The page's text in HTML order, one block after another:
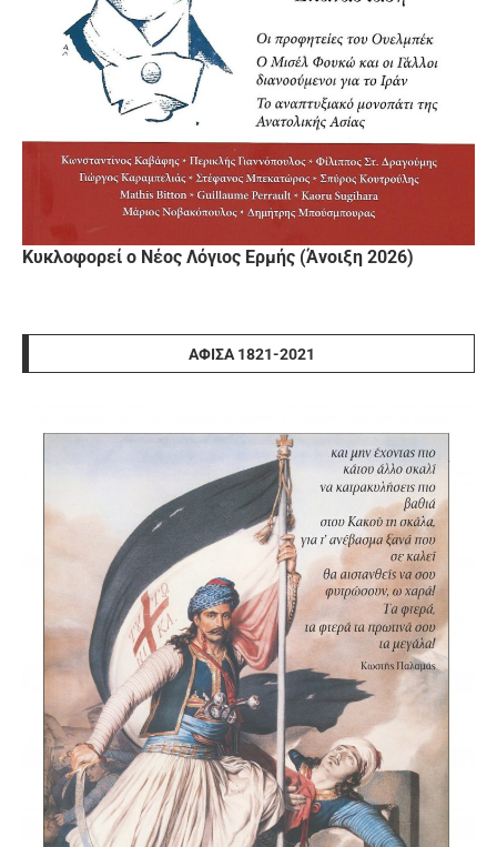
Κυκλοφορεί ο Νέος Λόγιος Ερμής (Άνοιξη 2026)
ΑΦΊΣΑ 1821-2021